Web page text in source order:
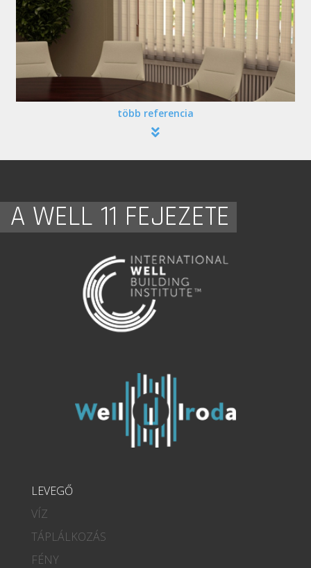
több referencia
A WELL 11 FEJEZETE
LEVEGŐ
VÍZ
TÁPLÁLKOZÁS
FÉNY